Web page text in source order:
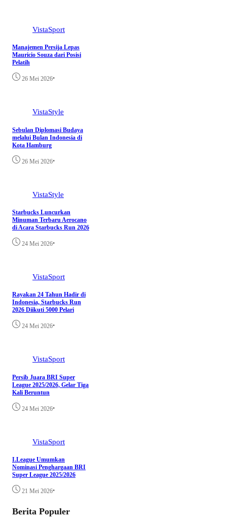
VistaSport
Manajemen Persija Lepas
Mauricio Souza dari Posisi
Pelatih
26 Mei 2026•
VistaStyle
Sebulan Diplomasi Budaya
melalui Bulan Indonesia di
Kota Hamburg
26 Mei 2026•
VistaStyle
Starbucks Luncurkan
Minuman Terbaru Aerocano
di Acara Starbucks Run 2026
24 Mei 2026•
VistaSport
Rayakan 24 Tahun Hadir di
Indonesia, Starbucks Run
2026 Diikuti 5000 Pelari
24 Mei 2026•
VistaSport
Persib Juara BRI Super
League 2025/2026, Gelar Tiga
Kali Beruntun
24 Mei 2026•
VistaSport
I.League Umumkan
Nominasi Penghargaan BRI
Super League 2025/2026
21 Mei 2026•
Berita Populer